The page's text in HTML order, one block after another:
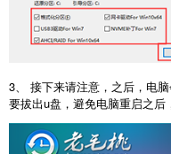
3、 接下来请注意，之后，电
要拔出u盘，避免电脑重启之